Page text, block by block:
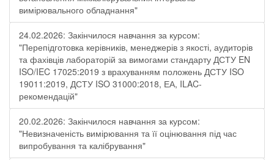
вимірювального обладнання"
24.02.2026: Закінчилося навчання за курсом:
"Перепідготовка керівників, менеджерів з якості, аудиторів
та фахівців лабораторій за вимогами стандарту ДСТУ EN
ISO/IEC 17025:2019 з врахуванням положень ДСТУ ISO
19011:2019, ДСТУ ISO 31000:2018, ЕА, ILAC-
рекомендацій"
20.02.2026: Закінчилося навчання за курсом:
"Невизначеність вимірювання та її оцінювання під час
випробування та калібрування"